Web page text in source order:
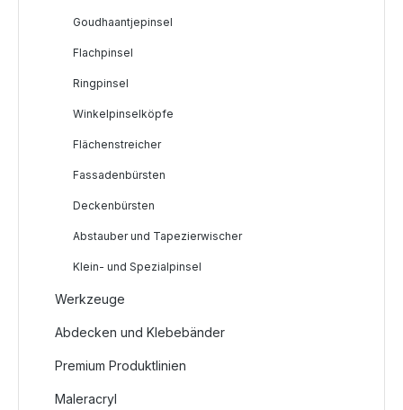
Goudhaantjepinsel
Flachpinsel
Ringpinsel
Winkelpinselköpfe
Flächenstreicher
Fassadenbürsten
Deckenbürsten
Abstauber und Tapezierwischer
Klein- und Spezialpinsel
Werkzeuge
Abdecken und Klebebänder
Premium Produktlinien
Maleracryl